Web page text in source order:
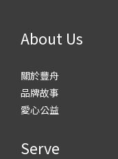
About Us
關於豐舟
品牌故事
愛心公益
Serve